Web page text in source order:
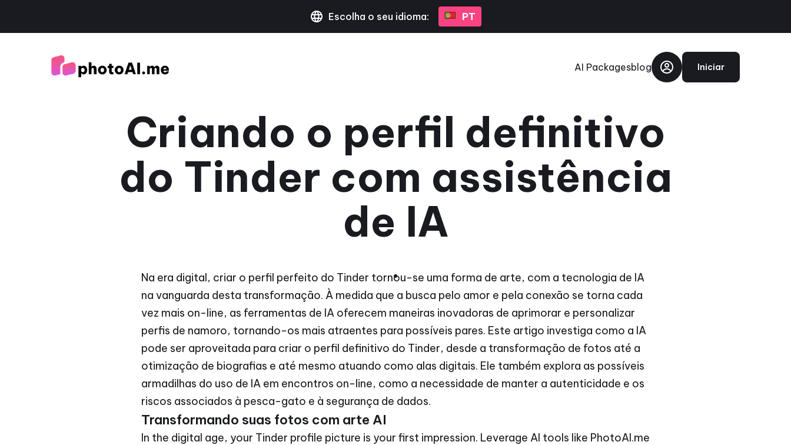
Escolha o seu idioma: PT
AI Packagesblog Iniciar
Criando o perfil definitivo
do Tinder com assistência
de IA
•
Na era digital, criar o perfil perfeito do Tinder tornou-se uma forma de arte, com a tecnologia de IA
na vanguarda desta transformação. À medida que a busca pelo amor e pela conexão se torna cada
vez mais on-line, as ferramentas de IA oferecem maneiras inovadoras de aprimorar e personalizar
perfis de namoro, tornando-os mais atraentes para possíveis pares. Este artigo investiga como a IA
pode ser aproveitada para criar o perfil definitivo do Tinder, desde a transformação de fotos até a
otimização de biografias e até mesmo atuando como alas digitais. Ele também explora as possíveis
armadilhas do uso de IA em encontros on-line, como a necessidade de manter a autenticidade e os
riscos associados à pesca-gato e à segurança de dados.
Transformando suas fotos com arte AI
In the digital age, your Tinder profile picture is your first impression. Leverage AI tools like PhotoAI.me